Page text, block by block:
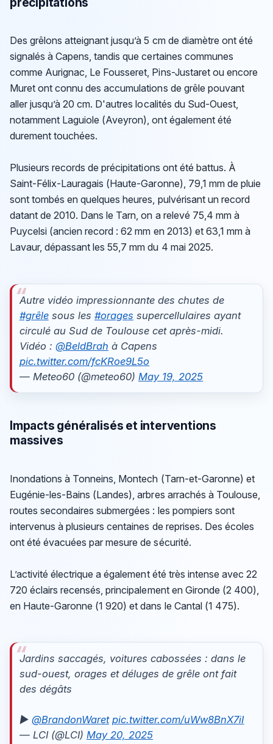
Des grêlons atteignant jusqu’à 5 cm de diamètre ont été
signalés à Capens, tandis que certaines communes
comme Aurignac, Le Fousseret, Pins-Justaret ou encore
Muret ont connu des accumulations de grêle pouvant
aller jusqu’à 20 cm. D'autres localités du Sud-Ouest,
notamment Laguiole (Aveyron), ont également été
durement touchées.
Plusieurs records de précipitations ont été battus. À
Saint-Félix-Lauragais (Haute-Garonne), 79,1 mm de pluie
sont tombés en quelques heures, pulvérisant un record
datant de 2010. Dans le Tarn, on a relevé 75,4 mm à
Puycelsi (ancien record : 62 mm en 2013) et 63,1 mm à
Lavaur, dépassant les 55,7 mm du 4 mai 2025.
Autre vidéo impressionnante des chutes de
#grêlesous les #orages supercellulaires ayant
circulé au Sud de Toulouse cet après-midi.
Vidéo : @BeldBrah à Capens
pic.twitter.com/fcKRoe9L5o
— Meteo60 (@meteo60) May 19, 2025
Impacts généralisés et interventions
massives
Inondations à Tonneins, Montech (Tarn-et-Garonne) et
Eugénie-les-Bains (Landes), arbres arrachés à Toulouse,
routes secondaires submergées : les pompiers sont
intervenus à plusieurs centaines de reprises. Des écoles
ont été évacuées par mesure de sécurité.
L’activité électrique a également été très intense avec 22
720 éclairs recensés, principalement en Gironde (2 400),
en Haute-Garonne (1 920) et dans le Cantal (1 475).
Jardins saccagés, voitures cabossées : dans le
sud-ouest, orages et déluges de grêle ont fait
des dégâts
▶️ @BrandonWaret pic.twitter.com/uWw8BnX7iI
— LCI (@LCI) May 20, 2025